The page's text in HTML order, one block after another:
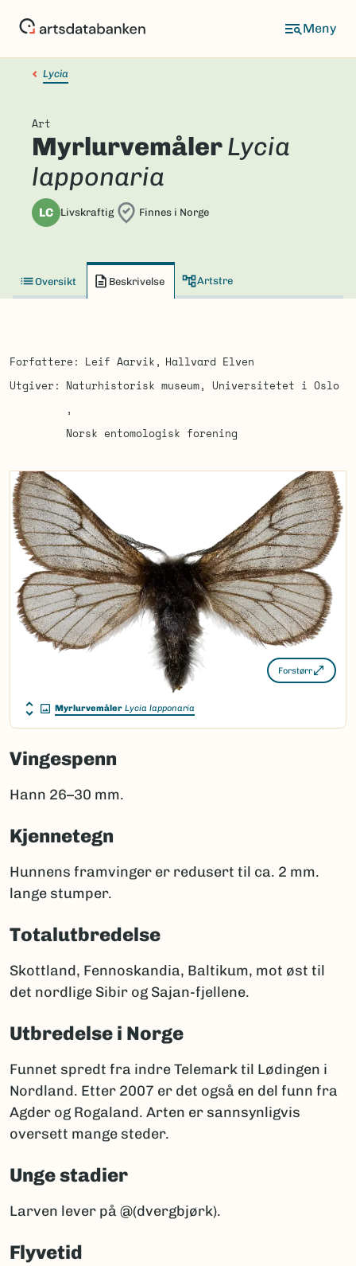
Lycia
Art
MyrlurvemålerLycia
lapponaria
LC Livskraftig Finnes i Norge
Oversikt Beskrivelse Artstre
Forfattere Leif Aarvik
Hallvard Elven
Utgiver
Naturhistorisk museum, Universitetet i Oslo
Norsk entomologisk forening
Forstørr
Myrlurvemåler Lycia lapponaria
Vingespenn
Hann 26–30 mm.
Kjennetegn
Hunnens framvinger er redusert til ca. 2 mm.
lange stumper.
Totalutbredelse
Skottland, Fennoskandia, Baltikum, mot øst til
det nordlige Sibir og Sajan-fjellene.
Utbredelse i Norge
Funnet spredt fra indre Telemark til Lødingen i
Nordland. Etter 2007 er det også en del funn fra
Agder og Rogaland. Arten er sannsynligvis
oversett mange steder.
Unge stadier
Larven lever på @(dvergbjørk).
Flyvetid